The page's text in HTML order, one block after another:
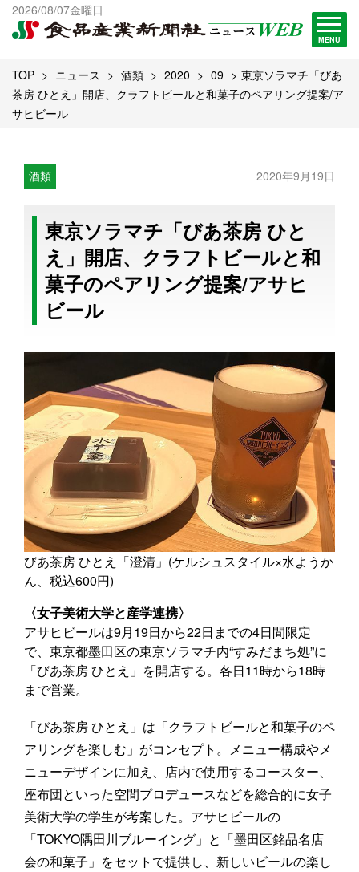
2026/08/07金曜日
MENU
出版物一覧へ
試読・購読申し込み
TOP ニュース 酒類 2020 09
東京ソラマチ「びあ
茶房 ひとえ」開店、クラフトビールと和菓子のペアリング提案/ア
サヒビール
酒類 2020年9月19日
東京ソラマチ「びあ茶房 ひと
え」開店、クラフトビールと和
菓子のペアリング提案/アサヒ
ビール
びあ茶房 ひとえ「澄清」(ケルシュスタイル×水ようか
ん、税込600円)
〈女子美術大学と産学連携〉
アサヒビールは9月19日から22日までの4日間限定
で、東京都墨田区の東京ソラマチ内“すみだまち処”に
「びあ茶房 ひとえ」を開店する。各日11時から18時
まで営業。
「びあ茶房 ひとえ」は「クラフトビールと和菓子のペ
アリングを楽しむ」がコンセプト。メニュー構成やメ
ニューデザインに加え、店内で使用するコースター、
座布団といった空間プロデュースなどを総合的に女子
美術大学の学生が考案した。アサヒビールの
「TOKYO隅田川ブルーイング」と「墨田区銘品名店
会の和菓子」をセットで提供し、新しいビールの楽し